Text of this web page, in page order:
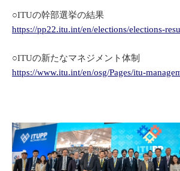
○ITUの幹部選挙の結果
https://pp22.itu.int/en/elections/elections-
○ITUの新たなマネジメント体制
https://www.itu.int/en/osg/Pages/itu-